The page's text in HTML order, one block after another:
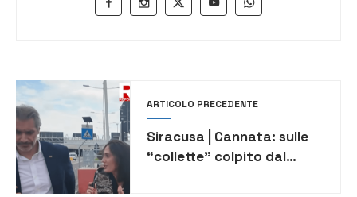
ARTICOLO PRECEDENTE
Siracusa | Cannata: sulle
“collette” colpito dal